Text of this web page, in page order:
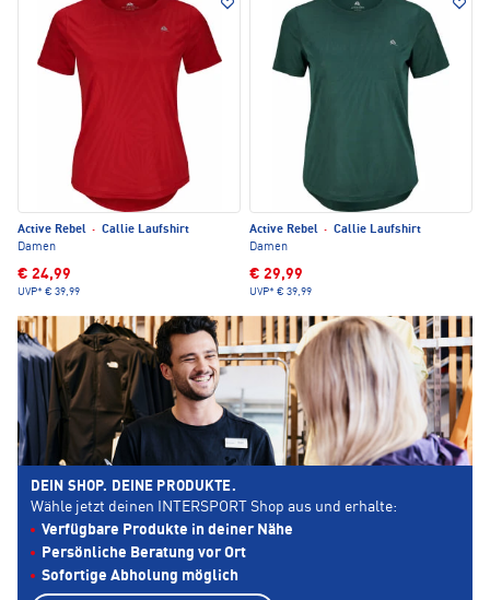
Active Rebel · Callie Laufshirt
Damen
€ 24,99
UVP* € 39,99
Active Rebel · Callie Laufshirt
Damen
€ 29,99
UVP* € 39,99
DEIN SHOP. DEINE PRODUKTE.
Wähle jetzt deinen INTERSPORT Shop aus und erhalte:
Verfügbare Produkte in deiner Nähe
Persönliche Beratung vor Ort
Sofortige Abholung möglich